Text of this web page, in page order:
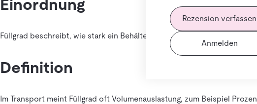
Rezension verfassen
Anmelden
Einordnung
Füllgrad beschreibt, wie stark ein Behälter, Fahrzeug oder
Definition
Im Transport meint Füllgrad oft Volumenauslastung, zum Beispiel